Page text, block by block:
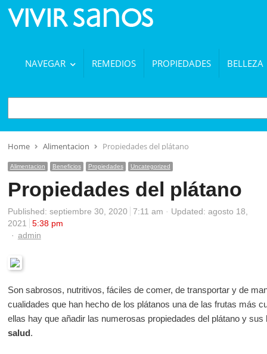
NAVEGAR REMEDIOS PROPIEDADES BELLEZA
BUSCAR
Home Alimentacion Propiedades del plátano
Alimentacion Beneficios Propiedades Uncategorized
Propiedades del plátano
Published: septiembre 30, 2020 7:11 am
Updated: agosto 18,
2021
5:38 pm
Author
admin
Son sabrosos, nutritivos, fáciles de comer, de transportar y de
cualidades que han hecho de los plátanos una de las frutas más
ellas hay que añadir las numerosas propiedades del plátano y sus
salud.